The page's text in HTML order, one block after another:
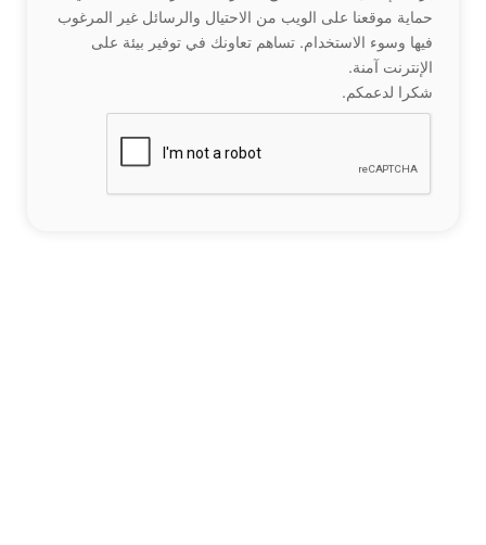
حماية موقعنا على الويب من الاحتيال والرسائل غير المرغوب
فيها وسوء الاستخدام. تساهم تعاونك في توفير بيئة على
الإنترنت آمنة.
شكرا لدعمكم.